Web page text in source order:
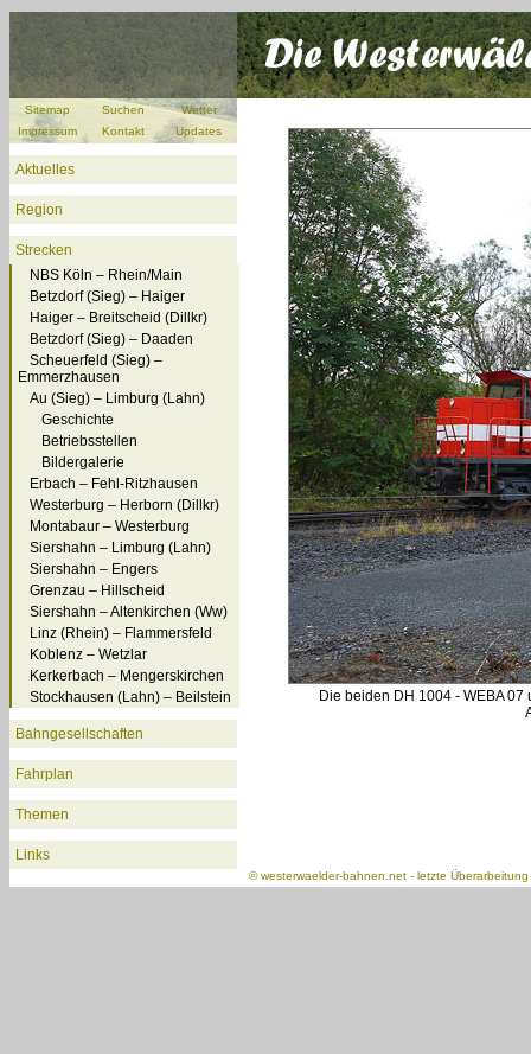
Sitemap Suchen
Wetter
Impressum
Kontakt Updates
Aktuelles
Region
Strecken
NBS Köln – Rhein/Main
Betzdorf (Sieg) – Haiger
Haiger – Breitscheid (Dillkr)
Betzdorf (Sieg) – Daaden
Scheuerfeld (Sieg) –
Emmerzhausen
Au (Sieg) – Limburg (Lahn)
Geschichte
Betriebsstellen
Bildergalerie
Erbach – Fehl-Ritzhausen
Westerburg – Herborn (Dillkr)
Montabaur – Westerburg
Siershahn – Limburg (Lahn)
Siershahn – Engers
Grenzau – Hillscheid
Siershahn – Altenkirchen (Ww)
Linz (Rhein) – Flammersfeld
Koblenz – Wetzlar
Kerkerbach – Mengerskirchen
Stockhausen (Lahn) – Beilstein
Bahngesellschaften
Fahrplan
Themen
Links
Die beiden DH 1004 - WEBA
©westerwaelder-bahnen.net - letzte